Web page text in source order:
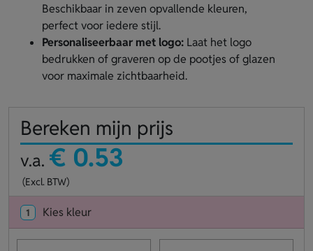
Beschikbaar in zeven opvallende kleuren,
perfect voor iedere stijl.
Personaliseerbaar met logo: Laat het logo
bedrukken of graveren op de pootjes of glazen
voor maximale zichtbaarheid.
Bereken mijn prijs
v.a. € 0.53
(Excl. BTW)
1 Kies kleur